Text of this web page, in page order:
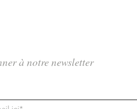
à notre newsletter